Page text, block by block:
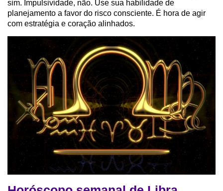
sim. Impulsividade, não. Use sua habilidade de
planejamento a favor do risco consciente. É hora de agir
com estratégia e coração alinhados.